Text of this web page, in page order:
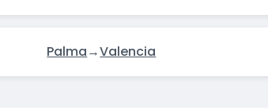
Palma→Valencia